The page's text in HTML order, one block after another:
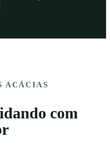
ACÁCIAS
com